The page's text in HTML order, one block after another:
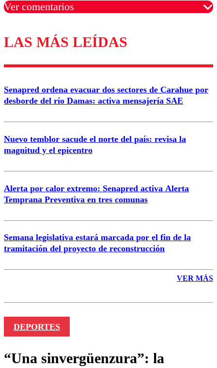
Ver comentarios
Los comentarios son moderados para garantizar un
diálogo respetuoso.
Correo
LAS MÁS LEÍDAS
Senapred ordena evacuar dos sectores de Carahue por
desborde del río Damas: activa mensajería SAE
Nuevo temblor sacude el norte del país: revisa la
magnitud y el epicentro
Alerta por calor extremo: Senapred activa Alerta
Temprana Preventiva en tres comunas
Semana legislativa estará marcada por el fin de la
tramitación del proyecto de reconstrucción
VER MÁS
DEPORTES
“Una sinvergüenzura”: la